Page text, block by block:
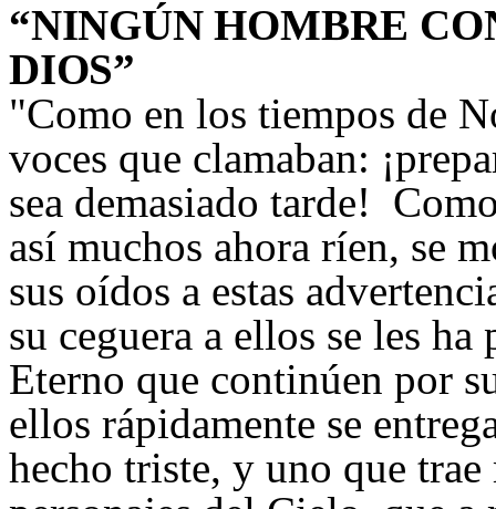
“NINGÚN HOMBRE
DIOS”
"Como en los tiempos de
voces que clamaban:
sea demasiado tarde!
así muchos ahora ríen, se
sus oídos a estas
su ceguera a ellos se les
Eterno que continúen por
ellos rápidamente se
hecho triste, y uno que